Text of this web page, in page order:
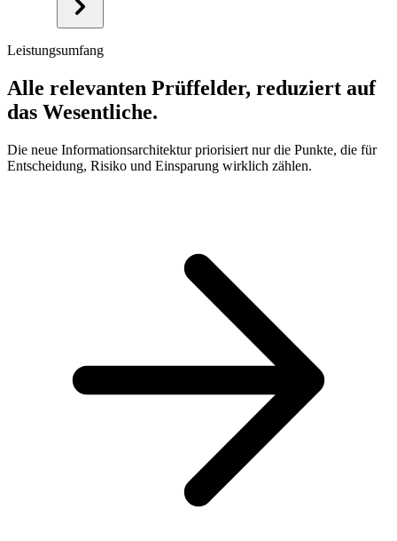
Leistungsumfang
Alle relevanten Prüffelder, reduziert auf
das Wesentliche.
Die neue Informationsarchitektur priorisiert nur die Punkte, die für
Entscheidung, Risiko und Einsparung wirklich zählen.